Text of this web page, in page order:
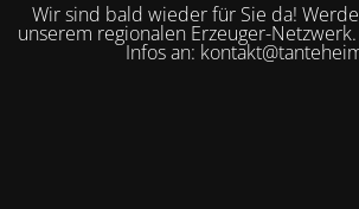
Wir sind bald wieder für Sie da!
unserem regionalen Erzeuger-Netzwerk.
Infos an: